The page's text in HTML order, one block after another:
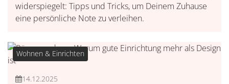
widerspiegelt: Tipps und Tricks, um Deinem Zuhause
eine persönliche Note zu verleihen.
Wohnen & Einrichten
14.12.2025